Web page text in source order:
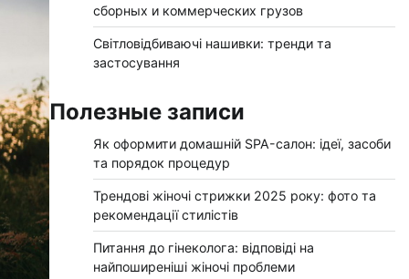
сборных и коммерческих грузов
Світловідбиваючі нашивки: тренди та
застосування
Полезные записи
Як оформити домашній SPA-салон: ідеї, засоби
та порядок процедур
Трендові жіночі стрижки 2025 року: фото та
рекомендації стилістів
Питання до гінеколога: відповіді на
найпоширеніші жіночі проблеми